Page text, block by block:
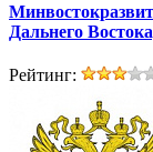
Дальнего
Рейтинг: